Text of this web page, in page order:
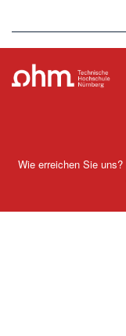
Wie erreichen Sie uns?